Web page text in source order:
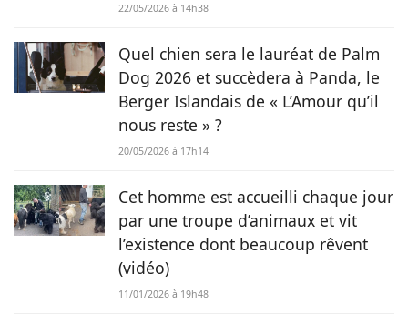
22/05/2026 à 14h38
Quel chien sera le lauréat de Palm
Dog 2026 et succèdera à Panda, le
Berger Islandais de « L’Amour qu’il
nous reste » ?
20/05/2026 à 17h14
Cet homme est accueilli chaque jour
par une troupe d’animaux et vit
l’existence dont beaucoup rêvent
(vidéo)
11/01/2026 à 19h48